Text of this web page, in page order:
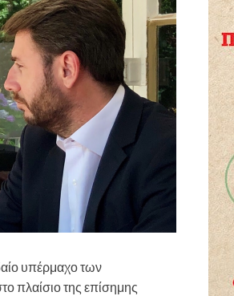
υπέρμαχο των
πλαίσιο της επίσημης